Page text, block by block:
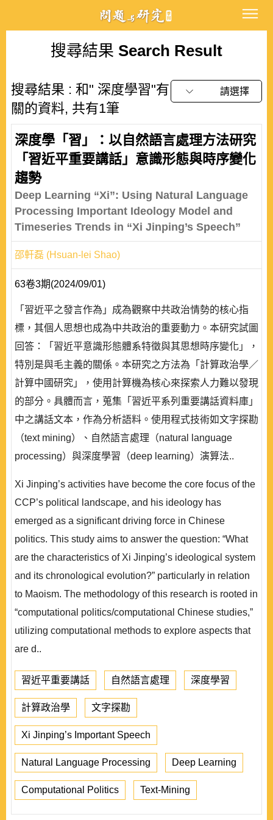
搜尋結果 Search Result
搜尋結果 : 和" 深度學習"有
關的資料, 共有1筆
請選擇
深度學「習」：以自然語言處理方法研究
「習近平重要講話」意識形態與時序變化
趨勢
Deep Learning “Xi”: Using Natural Language
Processing Important Ideology Model and
Timeseries Trends in “Xi Jinping’s Speech”
邵軒磊 (Hsuan-lei Shao)
63卷3期(2024/09/01)
「習近平之發言作為」成為觀察中共政治情勢的核心指
標，其個人思想也成為中共政治的重要動力。本研究試圖
回答：「習近平意識形態體系特徵與其思想時序變化」，
特別是與毛主義的關係。本研究之方法為「計算政治學／
計算中國研究」，使用計算機為核心來探索人力難以發現
的部分。具體而言，蒐集「習近平系列重要講話資料庫」
中之講話文本，作為分析語料。使用程式技術如文字探勘
（text mining）、自然語言處理（natural language
processing）與深度學習（deep learning）演算法..
Xi Jinping’s activities have become the core focus of the
CCP’s political landscape, and his ideology has
emerged as a significant driving force in Chinese
politics. This study aims to answer the question: “What
are the characteristics of Xi Jinping’s ideological system
and its chronological evolution?” particularly in relation
to Maoism. The methodology of this research is rooted in
“computational politics/computational Chinese studies,”
utilizing computational methods to explore aspects that
are d..
習近平重要講話 自然語言處理 深度學習
計算政治學 文字探勘
Xi Jinping’s Important Speech
Natural Language Processing Deep Learning
Computational Politics Text-Mining